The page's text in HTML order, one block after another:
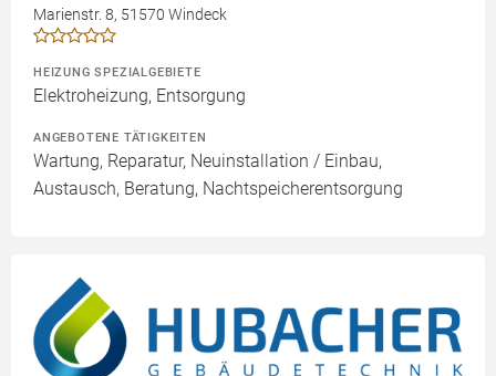
Marienstr. 8, 51570 Windeck
HEIZUNG SPEZIALGEBIETE
Elektroheizung, Entsorgung
ANGEBOTENE TÄTIGKEITEN
Wartung, Reparatur, Neuinstallation / Einbau,
Austausch, Beratung, Nachtspeicherentsorgung